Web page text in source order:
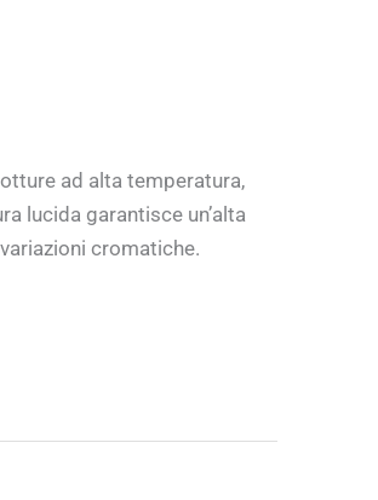
ad alta temperatura,
lucida garantisce un’alta
cromatiche.